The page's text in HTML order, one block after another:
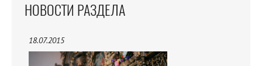
НОВОСТИ РАЗДЕЛА
18.07.2015